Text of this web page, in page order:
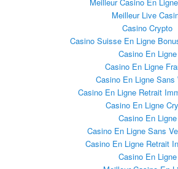
Meilleur Live
Casino Crypto
Casino Suisse En Ligne
Casino En Ligne
Casino En Ligne
Casino En Ligne Sans
Casino En Ligne Retrait
Casino En Ligne
Casino En Ligne
Casino En Ligne Sans
Casino En Ligne Retrait
Casino En Ligne